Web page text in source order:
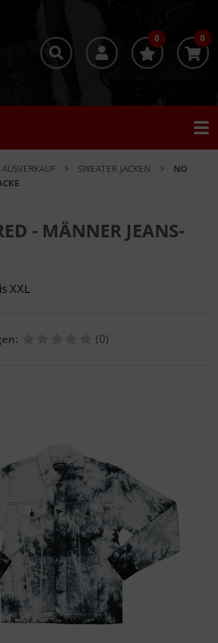
0 0
AUSVERKAUF SWEATER JACKEN
NO
- MÄNNER JEANS-
XXL
(0)